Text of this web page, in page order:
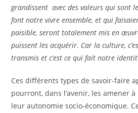
grandissent avec des valeurs qui sont
font notre vivre ensemble, et qui
paisible, seront totalement mis en
puissent les acquérir. Car la culture,
transmis et c’est ce qui fait notre
Ces différents types de savoir-faire
pourront, dans l’avenir, les amener
leur autonomie socio-économique.